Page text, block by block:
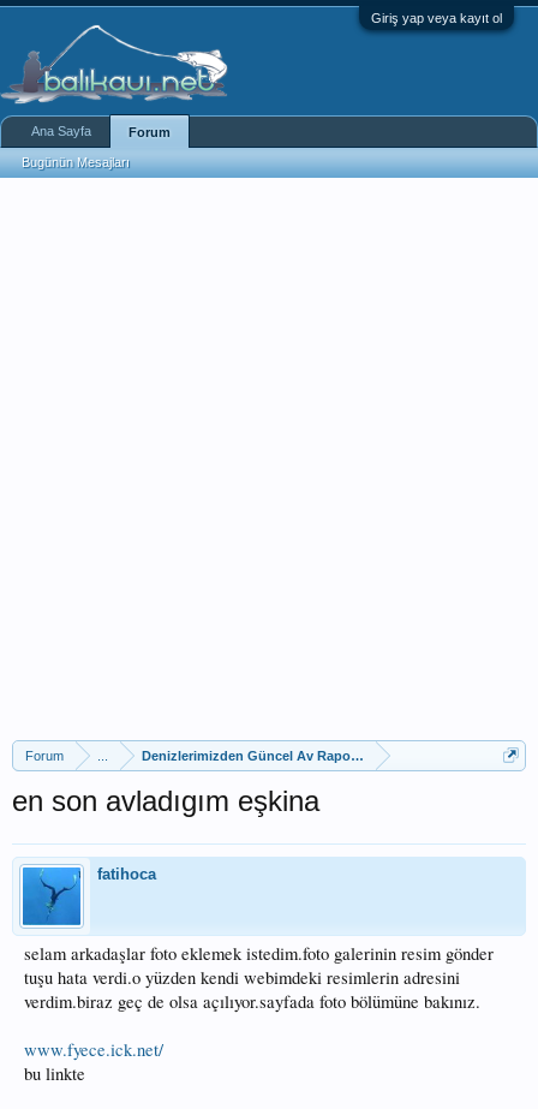
Giriş yap veya kayıt ol
Forum Denizlerimizden Güncel Av Raporları
en son avladıgım eşkina
fatihoca
selam arkadaşlar foto eklemek istedim.foto galerinin resim gönder
tuşu hata verdi.o yüzden kendi webimdeki resimlerin adresini
verdim.biraz geç de olsa açılıyor.sayfada foto bölümüne bakınız.
www.fyece.ick.net/
bu linkte
Ana Sayfa Forum
Bugünün Mesajları